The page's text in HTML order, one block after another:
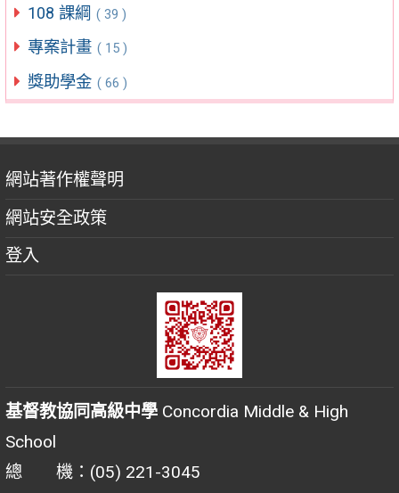
108 課綱 ( 39 )
專案計畫 ( 15 )
獎助學金 ( 66 )
網站著作權聲明
網站安全政策
登入
基督教協同高級中學 Concordia Middle & High
School
總 機：(05) 221-3045